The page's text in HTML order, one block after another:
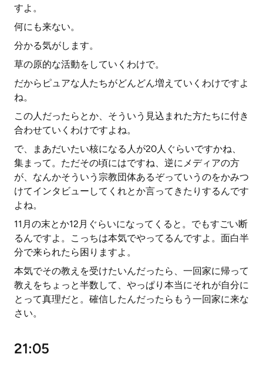
すよ。
何にも来ない。
分かる気がします。
草の原的な活動をしていくわけで。
だからピュアな人たちがどんどん増えていくわけですよ
ね。
この人だったらとか、そういう見込まれた方たちに付き
合わせていくわけですよね。
で、まあだいたい核になる人が20人ぐらいですかね、
集まって。ただその頃にはですね、逆にメディアの方
が、なんかそういう宗教団体あるぞっていうのをかみつ
けてインタビューしてくれとか言ってきたりするんです
よね。
11月の末とか12月ぐらいになってくると。でもすごい断
るんですよ。こっちは本気でやってるんですよ。面白半
分で来られたら困りますよ。
本気でその教えを受けたいんだったら、一回家に帰って
教えをちょっと半数して、やっぱり本当にそれが自分に
とって真理だと。確信したんだったらもう一回家に来な
さい。
21:05